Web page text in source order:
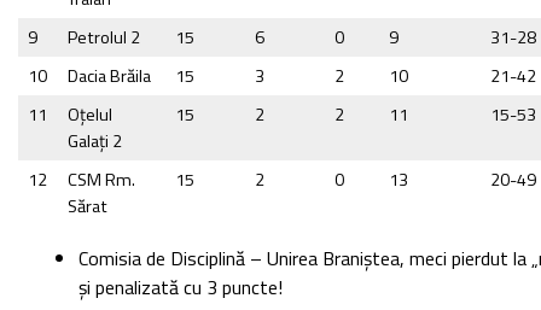
9 Petrolul 2 15 6 0 9
31-28
10
Dacia Brăila 15 3 2 10
21-42
11
Oţelul
Galaţi 2
15 2 2 11 15-53
12
CSM Rm.
Sărat
15 2 0 13 20-49
Comisia de Disciplină – Unirea Braniștea, meci pierdut la
și penalizată cu 3 puncte!